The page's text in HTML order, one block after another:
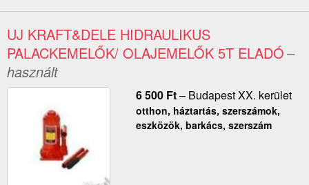
UJ KRAFT&DELE HIDRAULIKUS
PALACKEMELŐK/ OLAJEMELŐK 5T ELADÓ–
használt
6 500 Ft– Budapest XX. kerület
otthon, háztartás, szerszámok,
eszközök, barkács, szerszám